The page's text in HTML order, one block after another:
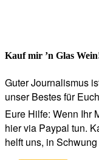
Kauf mir ’n Glas
Guter Journalismus
unser Bestes für
Eure Hilfe: Wenn Ihr
hier via Paypal tun.
helft uns, in